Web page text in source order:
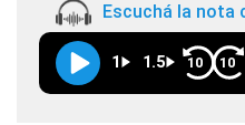
Escuchá la nota
1 1.5 10 10